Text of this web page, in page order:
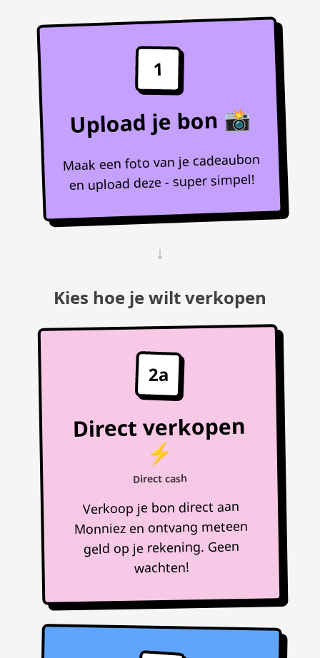
1
Upload je bon 📸
Maak een foto van je cadeaubon
en upload deze - super simpel!
↓
Kies hoe je wilt verkopen
2a
Direct verkopen
⚡
Direct cash
Verkoop je bon direct aan
Monniez en ontvang meteen
geld op je rekening. Geen
wachten!